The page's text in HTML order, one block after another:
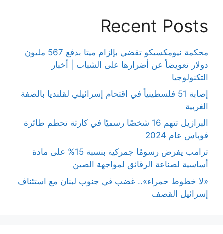
Recent Posts
محكمة نيومكسيكو تقضي بإلزام ميتا بدفع 567 مليون
دولار تعويضاً عن أضرارها على الشباب | أخبار
التكنولوجيا
إصابة 51 فلسطينياً في اقتحام إسرائيلي لقلنديا بالضفة
الغربية
البرازيل تتهم 16 شخصًا رسميًا في كارثة تحطم طائرة
فوباس عام 2024
ترامب يفرض رسومًا جمركية بنسبة 15% على مادة
أساسية لصناعة الرقائق لمواجهة الصين
«لا خطوط حمراء».. غضب في جنوب لبنان مع استئناف
إسرائيل القصف